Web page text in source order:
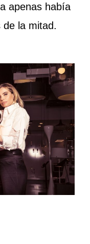
apenas había
la mitad.